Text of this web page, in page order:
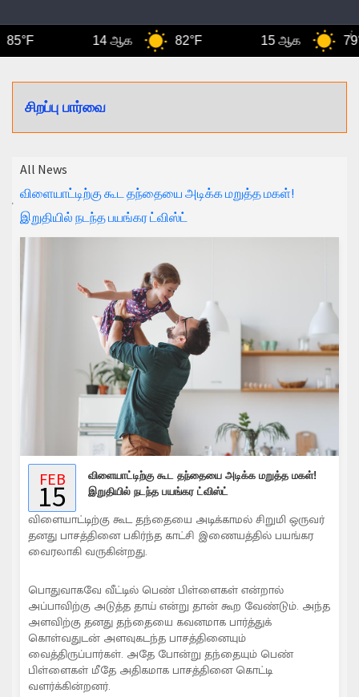
14 ஆக 82°F 15 ஆக 79°F
சிறப்பு பார்வை
All News
விளையாட்டிற்கு கூட தந்தையை அடிக்க மறுத்த மகள்!
இறுதியில் நடந்த பயங்கர ட்விஸ்ட்
FEB
15
விளையாட்டிற்கு கூட தந்தையை அடிக்க மறுத்த மகள்!
இறுதியில் நடந்த பயங்கர ட்விஸ்ட்
விளையாட்டிற்கு கூட தந்தையை அடிக்காமல் சிறுமி ஒருவர்
தனது பாசத்தினை பகிர்ந்த காட்சி இணையத்தில் பயங்கர
வைரலாகி வருகின்றது.
பொதுவாகவே வீட்டில் பெண் பிள்ளைகள் என்றால்
அப்பாவிற்கு அடுத்த தாய் என்று தான் கூற வேண்டும். அந்த
அளவிற்கு தனது தந்தையை கவனமாக பார்த்துக்
கொள்வதுடன் அளவுகடந்த பாசத்தினையும்
வைத்திருப்பார்கள். அதே போன்று தந்தையும் பெண்
பிள்ளைகள் மீதே அதிகமாக பாசத்தினை கொட்டி
வளர்க்கின்றனர்.